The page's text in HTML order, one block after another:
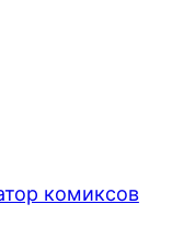
комиксов